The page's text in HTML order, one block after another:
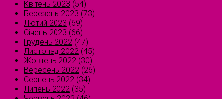
Квітень 2023 (54)
Березень 2023 (73)
Лютий 2023 (69)
Січень 2023 (66)
Грудень 2022 (47)
Листопад 2022 (45)
Жовтень 2022 (30)
Вересень 2022 (26)
Серпень 2022 (34)
Липень 2022 (35)